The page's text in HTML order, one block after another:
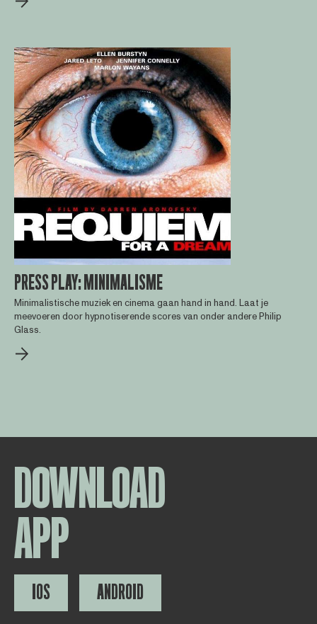
PRESS PLAY: MINIMALISME
Minimalistische muziek en cinema gaan hand in hand. Laat je
meevoeren door hypnotiserende scores van onder andere Philip
Glass.
DOWNLOAD
APP
IOS ANDROID